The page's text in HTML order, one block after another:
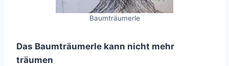
Baumträumerle
Das Baumträumerle kann nicht mehr
träumen